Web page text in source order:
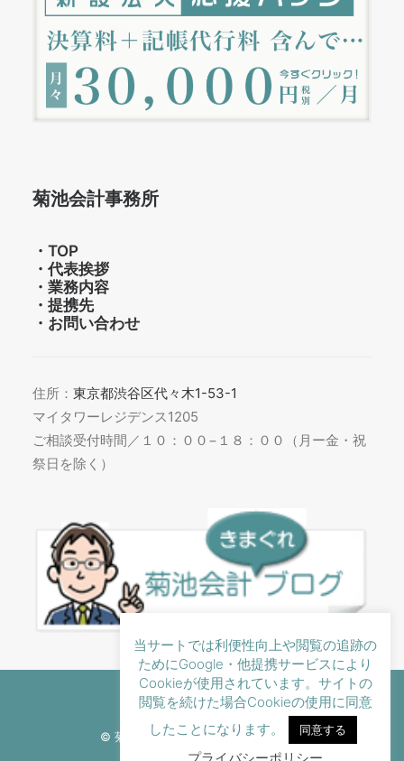
菊池会計事務所
・ TOP
・ 代表挨拶
・ 業務内容
・ 提携先
・ お問い合わせ
住所： 東京都渋谷区代々木1-53-1
マイタワーレジデンス1205
ご相談受付時間／１０：００−１８：００（月ー金・祝
祭日を除く）
© 菊池会計事務所 All rights reserved
当サートでは利便性向上や閲覧の追跡の
ためにGoogle・他提携サービスにより
Cookieが使用されています。サイトの
閲覧を続けた場合Cookieの使用に同意
したことになります。
同意する